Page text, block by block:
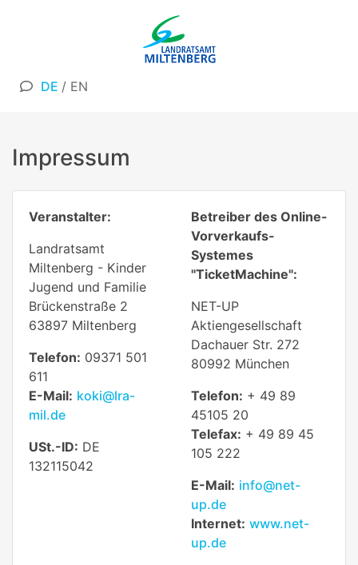
DE / EN
Impressum
Veranstalter:
Landratsamt
Miltenberg - Kinder
Jugend und Familie
Brückenstraße 2
63897 Miltenberg
Telefon: 09371 501
611
E-Mail: koki@lra-
mil.de
USt.-ID: DE
132115042
Betreiber des Online-
Vorverkaufs-
Systemes
"TicketMachine":
NET-UP
Aktiengesellschaft
Dachauer Str. 272
80992 München
Telefon: + 49 89
45105 20
Telefax: + 49 89 45
105 222
E-Mail: info@net-
up.de
Internet: www.net-
up.de